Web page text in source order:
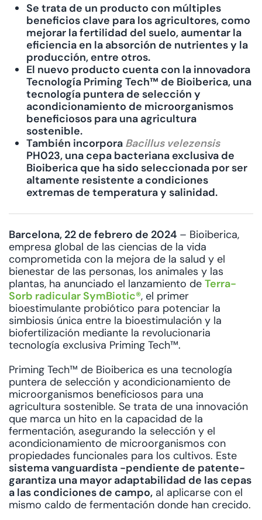
Se trata de un producto con múltiples
beneficios clave para los agricultores, como
mejorar la fertilidad del suelo, aumentar la
eficiencia en la absorción de nutrientes y la
producción, entre otros.
El nuevo producto cuenta con la innovadora
Tecnología Priming Tech™ de Bioiberica, una
tecnología puntera de selección y
acondicionamiento de microorganismos
beneficiosos para una agricultura
sostenible.
También incorpora Bacillus velezensis
PH023, una cepa bacteriana exclusiva de
Bioiberica que ha sido seleccionada por ser
altamente resistente a condiciones
extremas de temperatura y salinidad.
Barcelona, 22 de febrero de 2024 – Bioiberica,
empresa global de las ciencias de la vida
comprometida con la mejora de la salud y el
bienestar de las personas, los animales y las
plantas, ha anunciado el lanzamiento de Terra-
Sorb radicular SymBiotic®, el primer
bioestimulante probiótico para potenciar la
simbiosis única entre la bioestimulación y la
biofertilización mediante la revolucionaria
tecnología exclusiva Priming Tech™.
Priming Tech™ de Bioiberica es una tecnología
puntera de selección y acondicionamiento de
microorganismos beneficiosos para una
agricultura sostenible. Se trata de una innovación
que marca un hito en la capacidad de la
fermentación, asegurando la selección y el
acondicionamiento de microorganismos con
propiedades funcionales para los cultivos. Este
sistema vanguardista -pendiente de patente-
garantiza una mayor adaptabilidad de las cepas
a las condiciones de campo, al aplicarse con el
mismo caldo de fermentación donde han crecido.